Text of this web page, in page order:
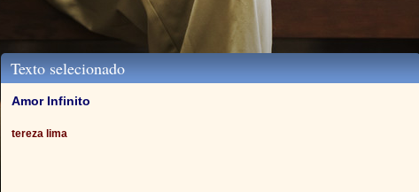
Texto selecionado
Amor Infinito
tereza lima